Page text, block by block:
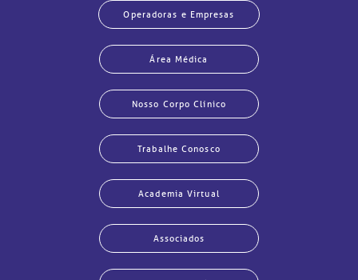
Operadoras e Empresas
Área Médica
Nosso Corpo Clínico
Trabalhe Conosco
Academia Virtual
Associados